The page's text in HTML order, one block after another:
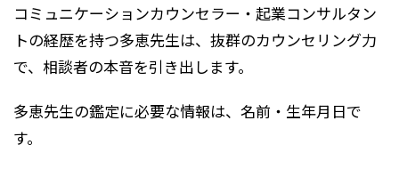
コミュニケーションカウンセラー・起業コンサルタン
トの経歴を持つ多恵先生は、抜群のカウンセリング力
で、相談者の本音を引き出します。
多恵先生の鑑定に必要な情報は、名前・生年月日で
す。